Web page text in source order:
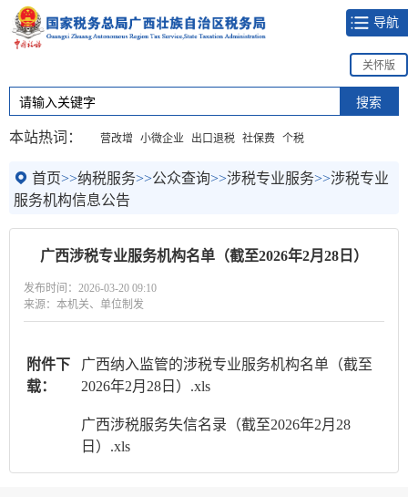
导航
关怀版
本站热词： 营改增 小微企业 出口退税 社保费 个税
首页>>纳税服务>>公众查询>>涉税专业服务>>涉税专业
服务机构信息公告
广西涉税专业服务机构名单（截至2026年2月28日）
发布时间：2026-03-20 09:10
来源：本机关、单位制发
附件下
载：
广西纳入监管的涉税专业服务机构名单（截至
2026年2月28日）.xls
广西涉税服务失信名录（截至2026年2月28
日）.xls